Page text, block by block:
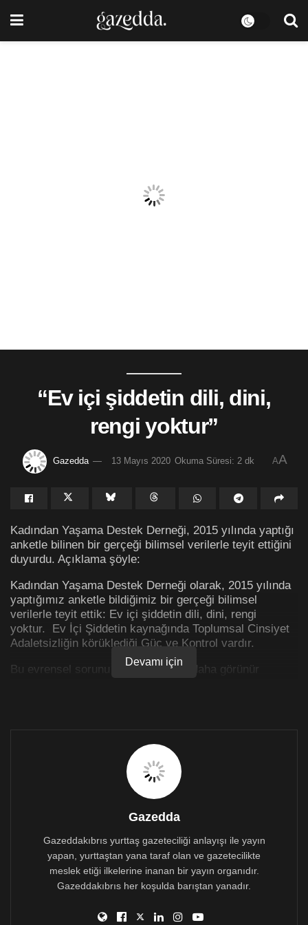
“Ev içi şiddetin dili, dini,
rengi yoktur”
Gazedda 13 Mayıs 2020 Okuma Süresi: 2 dk AA
Kadından Yaşama Destek Derneği, 2015 yılında yaptığı
anketle bilinen bir gerçeği bilimsel verilerle teyit ettiğini
duyurdu. Açıklama şöyle:
Kadından Yaşama Destek Derneği olarak, 2015 yılında
yaptığımız anketle bildiğimiz bir gerçeği bilimsel
verilerle teyit ettik: Ev içi şiddetin dili, dini, rengi
yoktur. Ev İçi Şiddetin kaynağında Toplumsal Cinsiyet
Adaletsizliğin körüklediği Güç ve Kontrol vardır.
Bu evrensel sorunu toplumumuzda daha görünür
rağmen, hala şiddet uygulayıcılarının isimleri veya
fotoğrafları, şiddet direnişçilerinin kimliklerini açığa
vuran haberler hazırlanıyor. Buna ek olarak ‘bir anlık
hiddet’ veya şiddet direnişçisinin davranışına bağlı bir
şiddet olarak aktarılıyor şiddet haberleri. Halbuki biz
KAYAD olarak Ev İçi Şiddet alanında aldığımız eğitimler
doğrultusunda bu alanda uzman olarak kabul edilen bir
sivil toplum örgütü olarak bu haberlerin gerçekleri
yansıtmadığını biliyoruz. Buzdağının görünen yüzünü
mahkeme haberlerinden görmüş olabiliriz. Orada bir
ardında yatan uzun soluklu bir şiddet öyküsü olduğunu,
Devamı için
Gazedda
Gazeddakıbrıs yurttaş gazeteciliği anlayışı ile yayın
yapan, yurttaştan yana taraf olan ve gazetecilikte
meslek etiği ilkelerine inanan bir yayın organıdır.
Gazeddakıbrıs her koşulda barıştan yanadır.